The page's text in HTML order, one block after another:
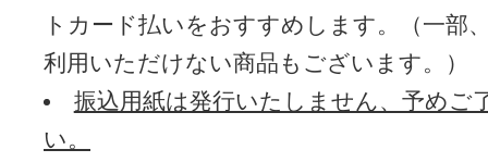
トカード払いをおすすめします。（一部
利用いただけない商品もございます。）
振込用紙は発行いたしません、予めご
い。